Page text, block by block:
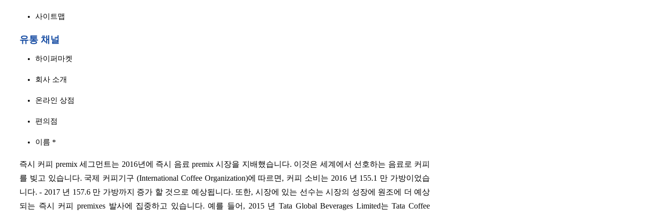
사이트맵
유통 채널
하이퍼마켓
회사 소개
온라인 상점
편의점
이름 *
즉시 커피 premix 세그먼트는 2016년에 즉시 음료 premix 시장을 지배했습니다. 이것은 세계에서 선호하는 음료로 커피
를 빚고 있습니다. 국제 커피기구 (International Coffee Organization)에 따르면, 커피 소비는 2016 년 155.1 만 가방이었습
니다. - 2017 년 157.6 만 가방까지 증가 할 것으로 예상됩니다. 또한, 시장에 있는 선수는 시장의 성장에 원조에 더 예상
되는 즉시 커피 premixes 발사에 집중하고 있습니다. 예를 들어, 2015 년 Tata Global Beverages Limited는 Tata Coffee